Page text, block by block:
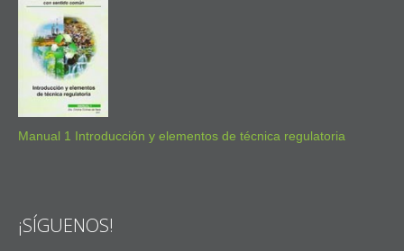
Manual 1 Introducción y elementos de técnica regulatoria
¡SÍGUENOS!